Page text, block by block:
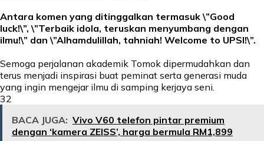
Antara komen yang ditinggalkan termasuk \”Good
luck!\”, \”Terbaik idola, teruskan menyumbang dengan
ilmu!\” dan \”Alhamdulillah, tahniah! Welcome to UPSI!\”.
Semoga perjalanan akademik Tomok dipermudahkan dan
terus menjadi inspirasi buat peminat serta generasi muda
yang ingin mengejar ilmu di samping kerjaya seni.
32
BACA JUGA: Vivo V60 telefon pintar premium
dengan ‘kamera ZEISS’, harga bermula RM1,899